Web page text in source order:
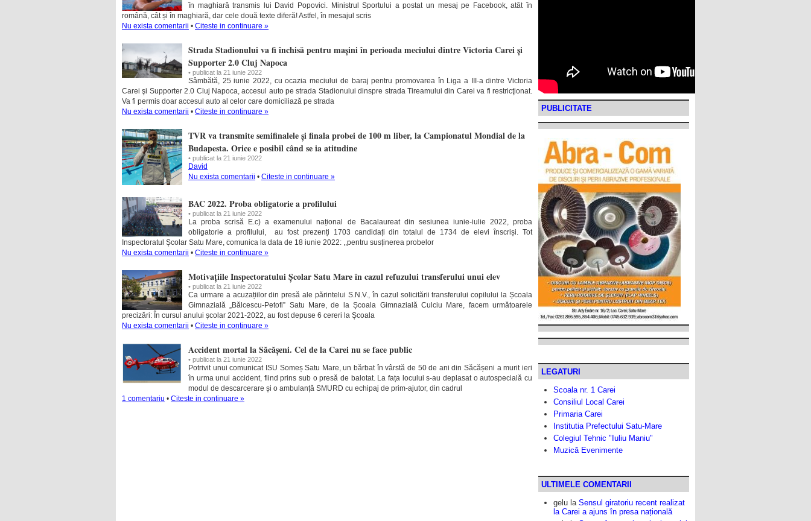
în maghiară transmis lui David Popovici. Ministrul Sportului a postat un mesaj pe Facebook, atât în
română, cât și în maghiară, dar cele două texte diferă! Astfel, în mesajul scris
Nu exista comentarii • Citeste in continuare »
Strada Stadionului va fi închisă pentru mașini în perioada meciului dintre Victoria Carei și
Supporter 2.0 Cluj Napoca
• publicat la 21 iunie 2022
Sâmbătă, 25 iunie 2022, cu ocazia meciului de baraj pentru promovarea în Liga a III-a dintre Victoria
Carei şi Supporter 2.0 Cluj Napoca, accesul auto pe strada Stadionului dinspre strada Tireamului din Carei va fi restricţionat.
Va fi permis doar accesul auto al celor care domiciliază pe strada
Nu exista comentarii • Citeste in continuare »
TVR va transmite semifinalele și finala probei de 100 m liber, la Campionatul Mondial de la
Budapesta. Orice e posibil când se ia atitudine
• publicat la 21 iunie 2022
David
Nu exista comentarii • Citeste in continuare »
BAC 2022. Proba obligatorie a profilului
• publicat la 21 iunie 2022
La proba scrisă E.c) a examenului național de Bacalaureat din sesiunea iunie-iulie 2022, proba
obligatorie a profilului, au fost prezenți 1703 candidați din totalul de 1734 de elevi înscriși. Tot
Inspectoratul Școlar Satu Mare, comunica la data de 18 iunie 2022: ,,pentru susținerea probelor
Nu exista comentarii • Citeste in continuare »
Motivațiile Inspectoratului Școlar Satu Mare în cazul refuzului transferului unui elev
• publicat la 21 iunie 2022
Ca urmare a acuzațiilor din presă ale părintelui S.N.V., în cazul solicitării transferului copilului la Școala
Gimnazială „Bălcescu-Petofi” Satu Mare, de la Școala Gimnazială Culciu Mare, facem următoarele
precizări: În cursul anului școlar 2021-2022, au fost depuse 6 cereri la Școala
Nu exista comentarii • Citeste in continuare »
Accident mortal la Săcășeni. Cel de la Carei nu se face public
• publicat la 21 iunie 2022
Potrivit unui comunicat ISU Someș Satu Mare, un bărbat în vârstă de 50 de ani din Săcășeni a murit ieri
în urma unui accident, fiind prins sub o presă de balotat. La fața locului s-au deplasat o autospecială cu
modul de descarcerare și o ambulanță SMURD cu echipaj de prim-ajutor, din cadrul
1 comentariu • Citeste in continuare »
PUBLICITATE
LEGATURI
Scoala nr. 1 Carei
Consiliul Local Carei
Primaria Carei
Institutia Prefectului Satu-Mare
Colegiul Tehnic "Iuliu Maniu"
Muzică Evenimente
ULTIMELE COMENTARII
gelu la Sensul giratoriu recent realizat
la Carei a ajuns în presa națională